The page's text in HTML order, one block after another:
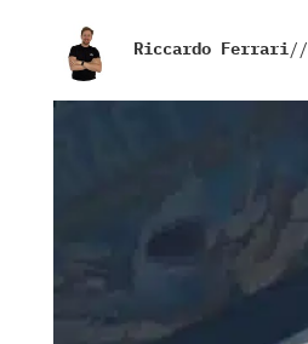
Riccardo Ferrari//